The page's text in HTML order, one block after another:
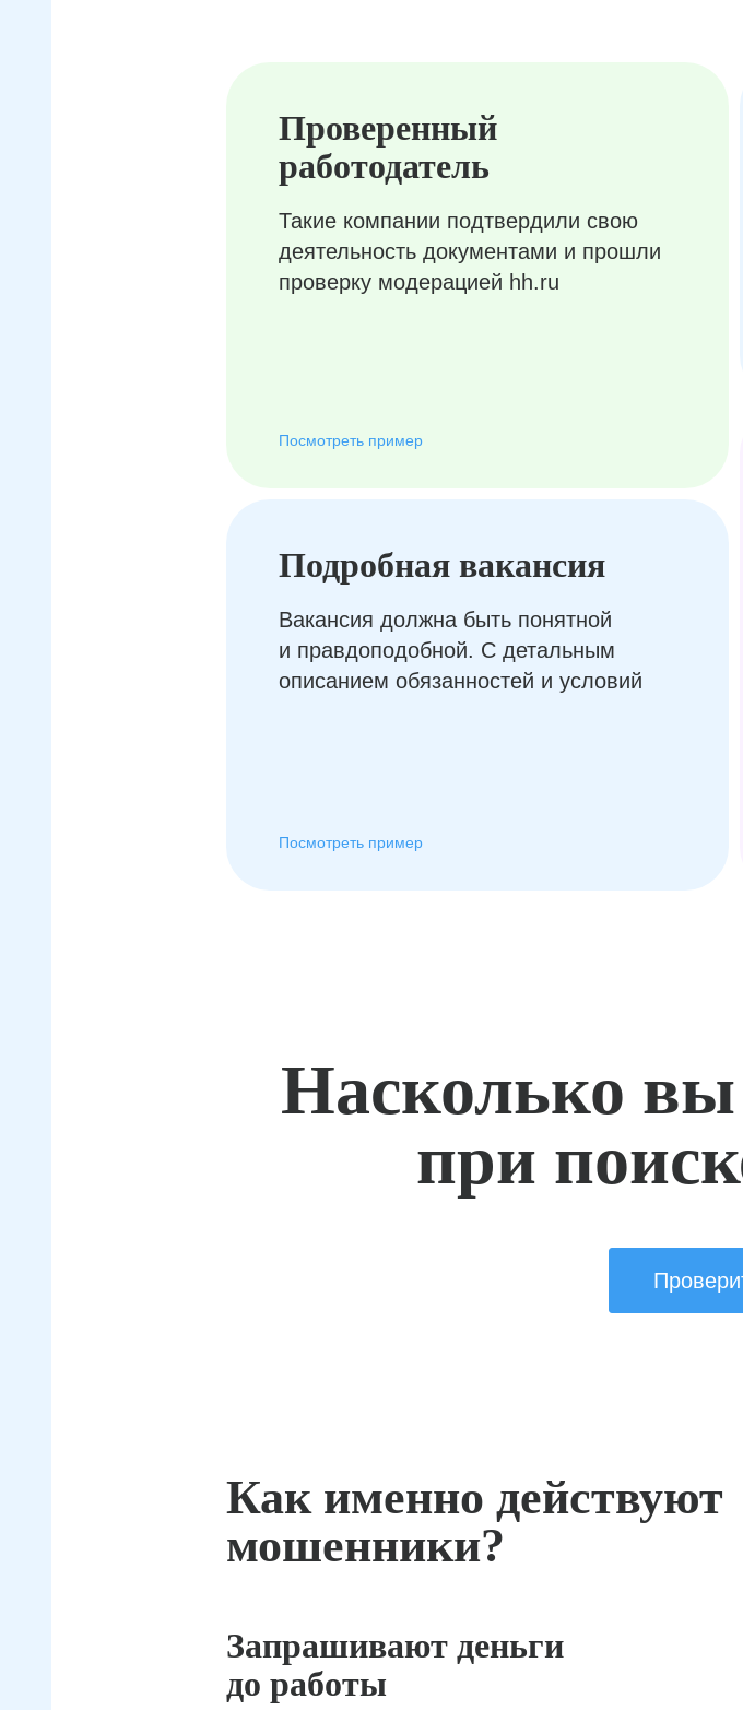
Проверенный
работодатель
Такие компании подтвердили свою
деятельность документами и прошли
проверку модерацией hh.ru
Посмотреть пример
Подробная вакансия
Вакансия должна быть понятной
и правдоподобной. С детальным
описанием обязанностей и условий
Посмотреть пример
Насколько вы
при
Как именно действуют
мошенники?
Запрашивают деньги
до работы